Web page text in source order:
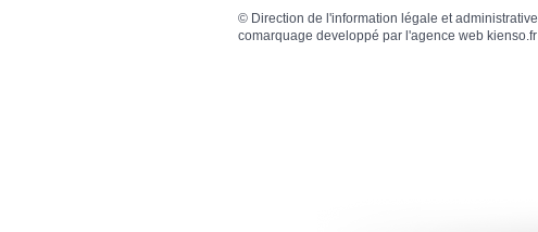
© Direction de l'information légale et administrative
comarquage developpé par l'agence web kienso.fr